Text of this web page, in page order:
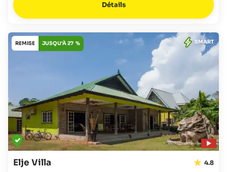
Détails
REMISE JUSQU'À 27 % SMART
Elje Villa 4.8